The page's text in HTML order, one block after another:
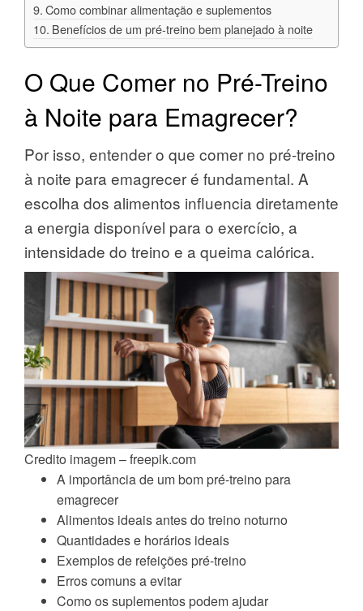
Como combinar alimentação e suplementos
Benefícios de um pré-treino bem planejado à noite
O Que Comer no Pré-Treino
à Noite para Emagrecer?
Por isso, entender o que comer no pré-treino
à noite para emagrecer é fundamental. A
escolha dos alimentos influencia diretamente
a energia disponível para o exercício, a
intensidade do treino e a queima calórica.
Credito imagem – freepik.com
A importância de um bom pré-treino para
emagrecer
Alimentos ideais antes do treino noturno
Quantidades e horários ideais
Exemplos de refeições pré-treino
Erros comuns a evitar
Como os suplementos podem ajudar